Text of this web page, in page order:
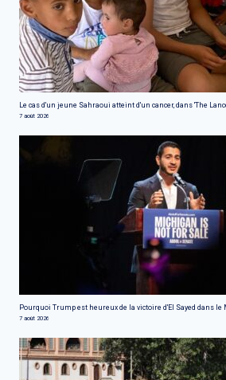
Le cas d'un jeune Sahraoui atteint d'un cancer, dans 'The
7 août 2026
Pourquoi Trump est heureux de la victoire d'El Sayed dans le
7 août 2026